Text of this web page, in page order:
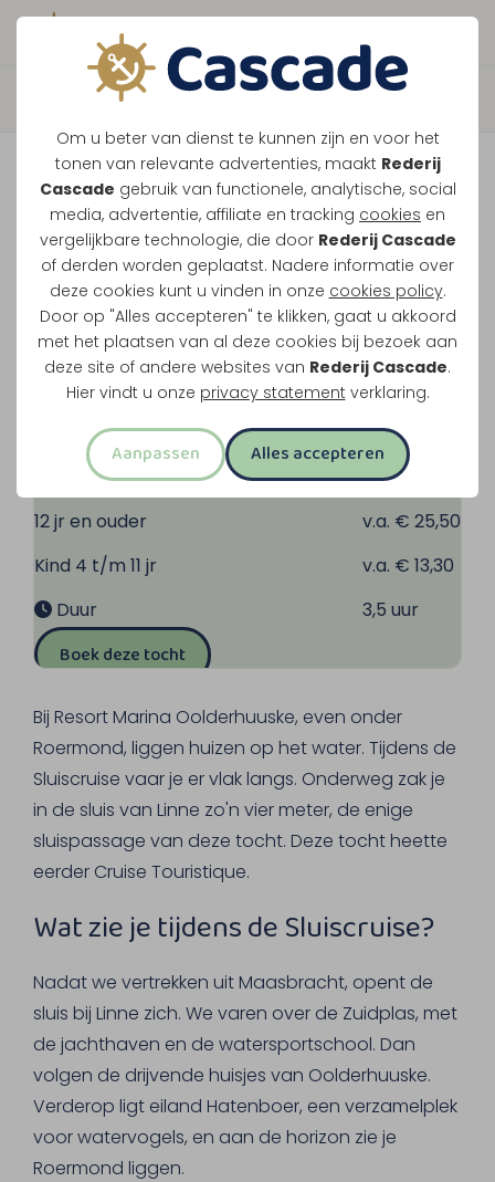
Om u beter van dienst te kunnen zijn en voor het
tonen van relevante advertenties, maakt Rederij
Cascade gebruik van functionele, analytische, social
media, advertentie, affiliate en tracking cookies en
vergelijkbare technologie, die door Rederij Cascade
of derden worden geplaatst. Nadere informatie over
deze cookies kunt u vinden in onze cookies policy.
Door op "Alles accepteren" te klikken, gaat u akkoord
met het plaatsen van al deze cookies bij bezoek aan
deze site of andere websites van Rederij Cascade.
Hier vindt u onze privacy statement verklaring.
Aanpassen Alles accepteren
Boek direct je vaart
Terug
Sluiscruise
Zak in de sluis van Linne en vaar over de Zuidplas
langs de drijvende huisjes van Oolderhuuske.
Door de sluis van Linne
Drieënhalf uur uur varen
Langs de drijvende huisjes
Over de Zuidplas bij Roermond
12 jr en ouder
v.a. € 25,50
Kind 4 t/m 11 jr
v.a. € 13,30
Duur
3,5 uur
Boek deze tocht
Bij Resort Marina Oolderhuuske, even onder
Roermond, liggen huizen op het water. Tijdens de
Sluiscruise vaar je er vlak langs. Onderweg zak je
in de sluis van Linne zo'n vier meter, de enige
sluispassage van deze tocht. Deze tocht heette
eerder Cruise Touristique.
Wat zie je tijdens de Sluiscruise?
Nadat we vertrekken uit Maasbracht, opent de
sluis bij Linne zich. We varen over de Zuidplas, met
de jachthaven en de watersportschool. Dan
volgen de drijvende huisjes van Oolderhuuske.
Verderop ligt eiland Hatenboer, een verzamelplek
voor watervogels, en aan de horizon zie je
Roermond liggen.